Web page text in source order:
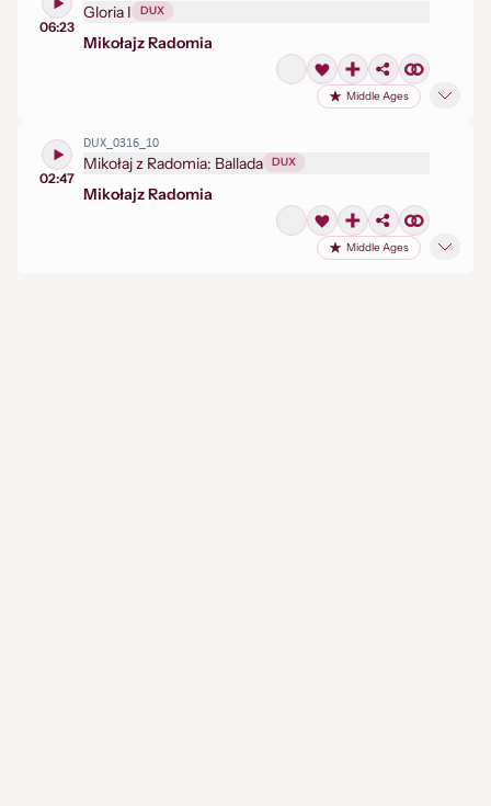
06:23
Gloria I DUX
Mikołajz Radomia
Middle Ages
02:47
DUX_0316_10
Mikołaj z Radomia: Ballada DUX
Mikołajz Radomia
Middle Ages